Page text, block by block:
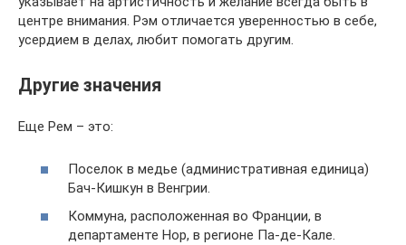
центре внимания. Рэм отличается уверенностью в себе,
усердием в делах, любит помогать другим.
Другие значения
Еще Рем – это:
Поселок в медье (административная единица)
Бач-Кишкун в Венгрии.
Коммуна, расположенная во Франции, в
департаменте Нор, в регионе Па-де-Кале.